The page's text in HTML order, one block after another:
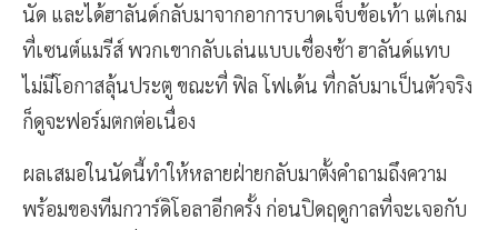
นัด และได้ฮาลันด์กลับมาจากอาการบาดเจ็บข้อเท้า แต่เกม
ที่เซนต์แมรีส์ พวกเขากลับเล่นแบบเชื่องช้า ฮาลันด์แทบ
ไม่มีโอกาสลุ้นประตู ขณะที่ ฟิล โฟเด้น ที่กลับมาเป็นตัวจริง
ก็ดูจะฟอร์มตกต่อเนื่อง
ผลเสมอในนัดนี้ทำให้หลายฝ่ายกลับมาตั้งคำถามถึงความ
พร้อมของทีมกวาร์ดิโอลาอีกครั้ง ก่อนปิดฤดูกาลที่จะเจอกับ